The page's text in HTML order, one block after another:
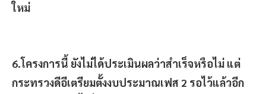
ใหม่
6.โครงการนี้ ยังไม่ได้ประเมินผลว่าสำเร็จหรือไม่ แต่
กระทรวงดีอีเตรียมตั้งงบประมาณเฟส 2 รอไว้แล้วอีก